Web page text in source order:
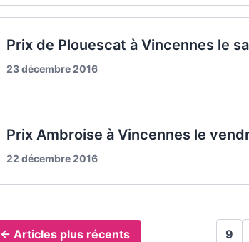
Prix de Plouescat à Vincennes le
23 décembre 2016
Prix Ambroise à Vincennes le
22 décembre 2016
← Articles plus récents 9